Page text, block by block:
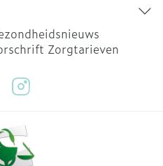
Zorgtarieven